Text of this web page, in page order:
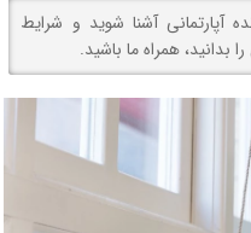
آپارتمانی آشنا شوید و شرایط
بدانید، همراه ما باشید.